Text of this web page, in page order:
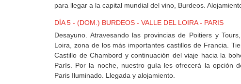
para llegar a la capital mundial del vino, Burdeos.
DÍA 5 - (DOM.) BURDEOS - VALLE DEL LOIRA - PARIS
Desayuno. Atravesando las provincias de Poitiers y
Loira, zona de los más importantes castillos de Francia.
Castillo de Chambord y continuación del viaje hacia la
París. Por la noche, nuestro guía les ofrecerá la opción
Paris Iluminado. Llegada y alojamiento.